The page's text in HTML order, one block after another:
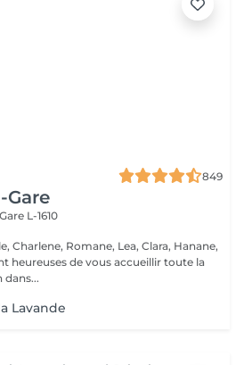
849
Gare L-1610
Charlene, Romane, Lea, Clara, Hanane,
heureuses de vous accueillir toute la
dans...
Lavande